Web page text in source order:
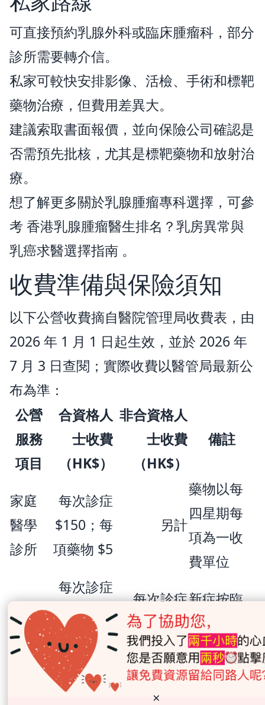
可直接預約乳腺外科或臨床腫瘤科，部分
診所需要轉介信。
私家可較快安排影像、活檢、手術和標靶
藥物治療，但費用差異大。
建議索取書面報價，並向保險公司確認是
否需預先批核，尤其是標靶藥物和放射治
療。
想了解更多關於乳腺腫瘤專科選擇，可參
考 香港乳腺腫瘤醫生排名？乳房異常與
乳癌求醫選擇指南 。
收費準備與保險須知
以下公營收費摘自醫院管理局收費表，由
2026 年 1 月 1 日起生效，並於 2026 年
7 月 3 日查閱；實際收費以醫管局最新公
布為準：
公營
服務
項目
合資格人
士收費
（HK$）
非合資格人
士收費
（HK$）
備註
家庭
醫學
診所
每次診症
$150；每
項藥物 $5
另計
藥物以每
四星期每
項為一收
費單位
專科
門診
每次診症
$250；每
項藥物
$20
每次診症
$850；每項
藥物 $90
新症按臨
床情況分
流
危殆／危
×